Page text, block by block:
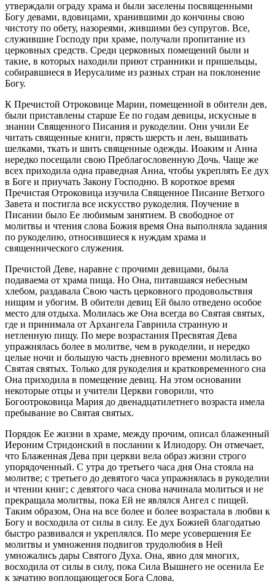
утверждали ограду храма и были заселены посвященными
Богу девами, вдовицами, хранившими до кончины свою
чистоту по обету, назореями, жившими без супругов. Все,
служившие Господу при храме, получали пропитание из
церковных средств. Среди церковных помещений были и
такие, в которых находили приют странники и пришельцы,
собиравшиеся в Иерусалиме из разных стран на поклонение
Богу.
К Пречистой Отроковице Марии, помещенной в обители дев,
были приставлены старше Ее по годам девицы, искусные в
знании Священного Писания и рукоделии. Они учили Ее
читать священные книги, прясть шерсть и лен, вышивать
шелками, ткать и шить священные одежды. Иоаким и Анна
нередко посещали свою Преблагословенную Дочь. Чаще же
всех приходила одна праведная Анна, чтобы укреплять Ее дух
в Боге и приучать Закону Господню. В короткое время
Пречистая Отроковица изучила Священное Писание Ветхого
Завета и постигла все искусство рукоделия. Поучение в
Писании было Ее любимым занятием. В свободное от
молитвы и чтения слова Божия время Она выполняла задания
по рукоделию, относившиеся к нуждам храма и
священнического служения.
Пречистой Деве, наравне с прочими девицами, была
подаваема от храма пища. Но Она, питавшаяся небесным
хлебом, раздавала Свою часть церковного продовольствия
нищим и убогим. В обители девиц Ей было отведено особое
место для отдыха. Молилась же Она всегда во Святая святых,
где и принимала от Архангела Гавриила странную и
нетленную пищу. По мере возрастания Пресвятая Дева
упражнялась более в молитве, чем в рукоделии, и нередко
целые ночи и большую часть дневного времени молилась во
Святая святых. Только для рукоделия и кратковременного сна
Она приходила в помещение девиц. На этом основании
некоторые отцы и учители Церкви говорили, что
Богоотроковица Мария до двенадцатилетнего возраста имела
пребывание во Святая святых.
Порядок Ее жизни в храме, между прочим, описал блаженный
Иероним Стридонский в послании к Илиодору. Он отмечает,
что Блаженная Дева при церкви вела образ жизни строго
упорядоченный. С утра до третьего часа дня Она стояла на
молитве; с третьего до девятого часа упражнялась в рукоделии
и чтении книг; с девятого часа снова начинала молиться и не
прекращала молитвы, пока Ей не являлся Ангел с пищей.
Таким образом, Она на все более и более возрастала в любви к
Богу и восходила от силы в силу. Ее дух Божией благодатью
быстро развивался и укреплялся. По мере усовершения Ее
молитвы и умножения подвигов трудолюбия в Ней
умножались дары Святого Духа. Она, явно для многих,
восходила от силы в силу, пока Сила Вышнего не осенила Ее
к зачатию воплощающегося Бога Слова.